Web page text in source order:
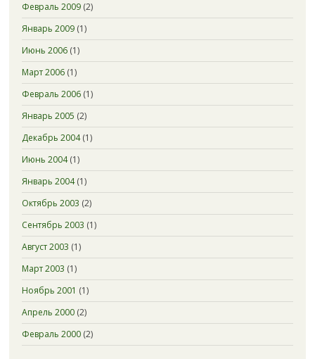
Февраль 2009(2)
Январь 2009(1)
Июнь 2006(1)
Март 2006(1)
Февраль 2006(1)
Январь 2005 (2)
Декабрь 2004(1)
Июнь 2004(1)
Январь 2004(1)
Октябрь 2003 (2)
Сентябрь 2003 (1)
Август 2003 (1)
Март 2003 (1)
Ноябрь 2001 (1)
Апрель 2000(2)
Февраль 2000(2)